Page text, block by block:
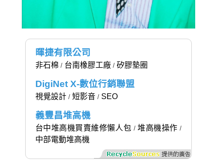
暉捷有限公司
非石棉 / 台南橡膠工廠/ 矽膠墊圈
DigiNet X-數位行銷聯盟
視覺設計/ 短影音/ SEO
義豐昌堆高機
台中堆高機買賣維修懶人包 /堆高機操作 /
中部電動堆高機